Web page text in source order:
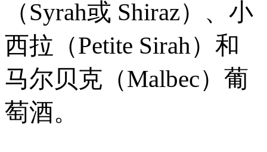
（Syrah或 Shiraz）、小
西拉（Petite Sirah）和
马尔贝克（Malbec）葡
萄酒。